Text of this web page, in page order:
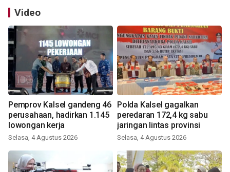
Video
Pemprov Kalsel gandeng 46
perusahaan, hadirkan 1.145
lowongan kerja
Selasa, 4 Agustus 2026
Polda Kalsel gagalkan
peredaran 172,4 kg sabu
jaringan lintas provinsi
Selasa, 4 Agustus 2026